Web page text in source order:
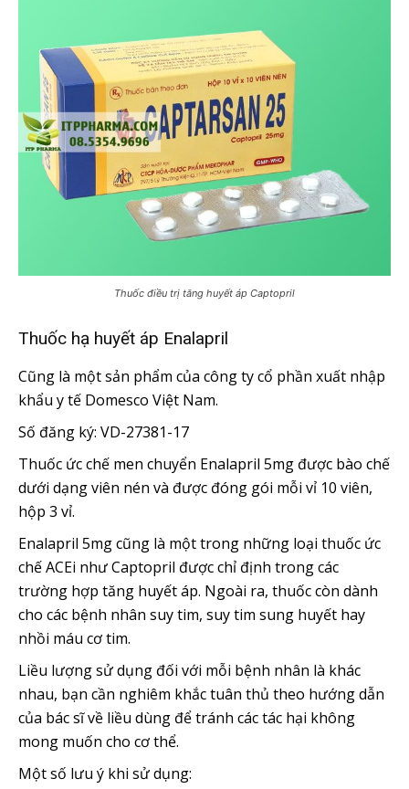
Thuốc điều trị tăng huyết áp Captopril
Thuốc hạ huyết áp Enalapril
Cũng là một sản phẩm của công ty cổ phần xuất nhập
khẩu y tế Domesco Việt Nam.
Số đăng ký: VD-27381-17
Thuốc ức chế men chuyển Enalapril 5mg được bào chế
dưới dạng viên nén và được đóng gói mỗi vỉ 10 viên,
hộp 3 vỉ.
Enalapril 5mg cũng là một trong những loại thuốc ức
chế ACEi như Captopril được chỉ định trong các
trường hợp tăng huyết áp. Ngoài ra, thuốc còn dành
cho các bệnh nhân suy tim, suy tim sung huyết hay
nhồi máu cơ tim.
Liều lượng sử dụng đối với mỗi bệnh nhân là khác
nhau, bạn cần nghiêm khắc tuân thủ theo hướng dẫn
của bác sĩ về liều dùng để tránh các tác hại không
mong muốn cho cơ thể.
Một số lưu ý khi sử dụng: